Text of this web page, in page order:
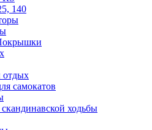
140
самокатов
ходьбы